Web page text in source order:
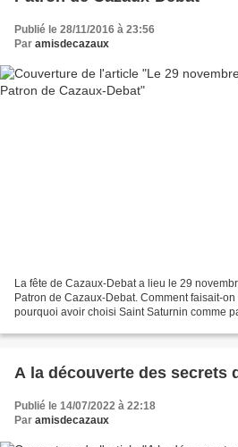
Publié le 28/11/2016 à 23:56
Par amisdecazaux
La fête de Cazaux-Debat a lieu le 29
Patron de Cazaux-Debat. Comment faisait-
pourquoi avoir choisi Saint Saturnin comme
A la découverte des secrets
Publié le 14/07/2022 à 22:18
Par amisdecazaux